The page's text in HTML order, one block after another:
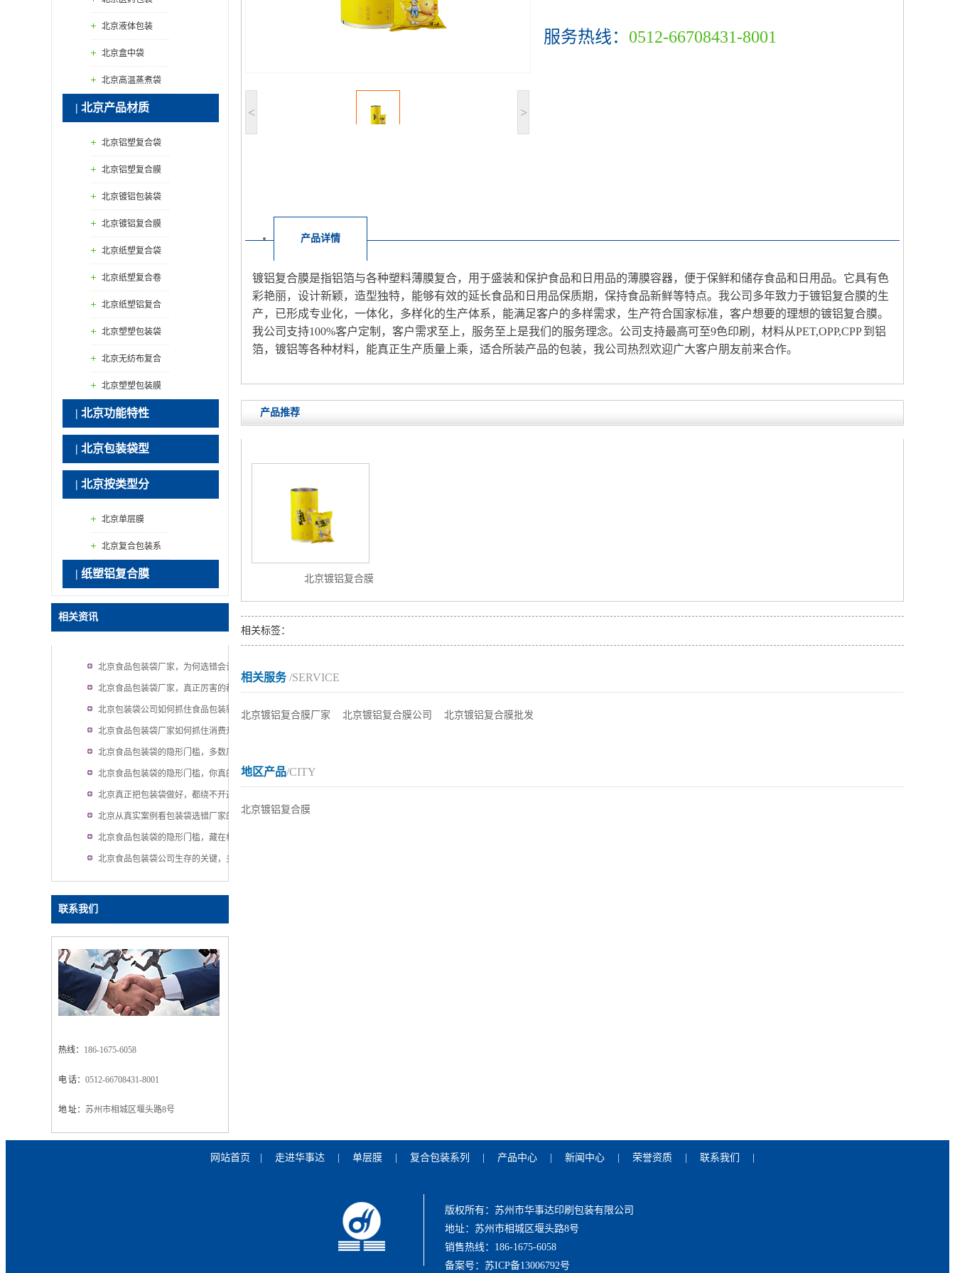
北京液体包装
北京盒中袋
北京高温蒸煮袋
| 北京产品材质
北京铝塑复合袋
北京铝塑复合膜
北京镀铝包装袋
北京镀铝复合膜
北京纸塑复合袋
北京纸塑复合卷
膜 北京纸塑铝复合
膜 北京塑塑包装袋
北京无纺布复合
膜 北京塑塑包装膜
| 北京功能特性
| 北京包装袋型
| 北京按类型分
北京单层膜
北京复合包装系
列
| 纸塑铝复合膜
相关资讯
北京食品包装袋厂家，为何选错会让企
业吃大亏？
北京食品包装袋厂家，真正厉害的都懂
这个逻辑
北京包装袋公司如何抓住食品包装新机
遇
北京食品包装袋厂家如何抓住消费升级
的机遇
北京食品包装袋的隐形门槛，多数厂家
都踩过坑
北京食品包装袋的隐形门槛，你真的看
懂了吗
北京真正把包装袋做好，都绕不开这件
事
北京从真实案例看包装袋选错厂家的代
价
北京食品包装袋的隐形门槛，藏在材质
背后的秘密
北京食品包装袋公司生存的关键，多数
人没想明白
联系我们
热线： 186-1675-6058
电 话： 0512-66708431-8001
地 址： 苏州市相城区堰头路8号
< >
服务热线： 0512-66708431-8001
产品详情
镀铝复合膜是指铝箔与各种塑料薄膜复合，用于盛装和保护食品和日用品的薄膜容器，便于保鲜和储存食品和日用品。它具有色
彩艳丽，设计新颖，造型独特，能够有效的延长食品和日用品保质期，保持食品新鲜等特点。我公司多年致力于镀铝复合膜的生
产，已形成专业化，一体化，多样化的生产体系，能满足客户的多样需求，生产符合国家标准，客户想要的理想的镀铝复合膜。
我公司支持100%客户定制，客户需求至上，服务至上是我们的服务理念。公司支持最高可至9色印刷，材料从PET,OPP,CPP 到铝
箔，镀铝等各种材料，能真正生产质量上乘，适合所装产品的包装，我公司热烈欢迎广大客户朋友前来合作。
产品推荐
北京镀铝复合膜
相关标签：
相关服务/SERVICE
北京镀铝复合膜厂家 北京镀铝复合膜公司 北京镀铝复合膜批发
地区产品/CITY
北京镀铝复合膜
网站首页 走进华事达 单层膜 复合包装系列 产品中心 新闻中心 荣誉资质 联系我们
版权所有：苏州市华事达印刷包装有限公司
地址：苏州市相城区堰头路8号
销售热线：186-1675-6058
备案号：苏ICP备13006792号